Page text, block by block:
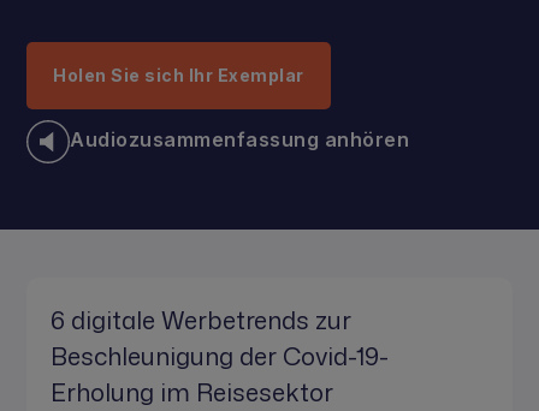
Holen Sie sich Ihr Exemplar
Audiozusammenfassung anhören
6 digitale Werbetrends zur
Beschleunigung der Covid-19-
Erholung im Reisesektor